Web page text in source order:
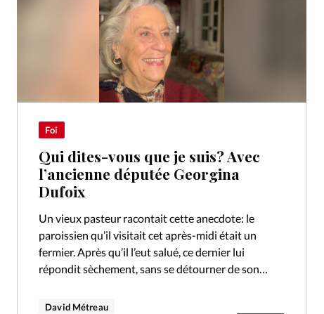
Foi
Qui dites-vous que je suis? Avec
l’ancienne députée Georgina
Dufoix
Un vieux pasteur racontait cette anecdote: le
paroissien qu’il visitait cet après-midi était un
fermier. Après qu’il l’eut salué, ce dernier lui
répondit sèchement, sans se détourner de son
David Métreau